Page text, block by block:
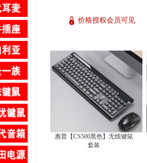
价格授权会员可见
惠普【CS500黑色】无线键鼠
套装